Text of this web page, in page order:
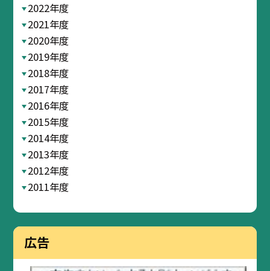
2022年度
2021年度
2020年度
2019年度
2018年度
2017年度
2016年度
2015年度
2014年度
2013年度
2012年度
2011年度
広告